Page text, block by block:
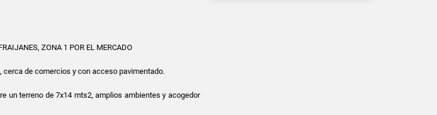
ZONA 1 POR EL MERCADO
de comercios y con acceso pavimentado.
un terreno de 7x14 mts2, amplios ambientes y acogedor